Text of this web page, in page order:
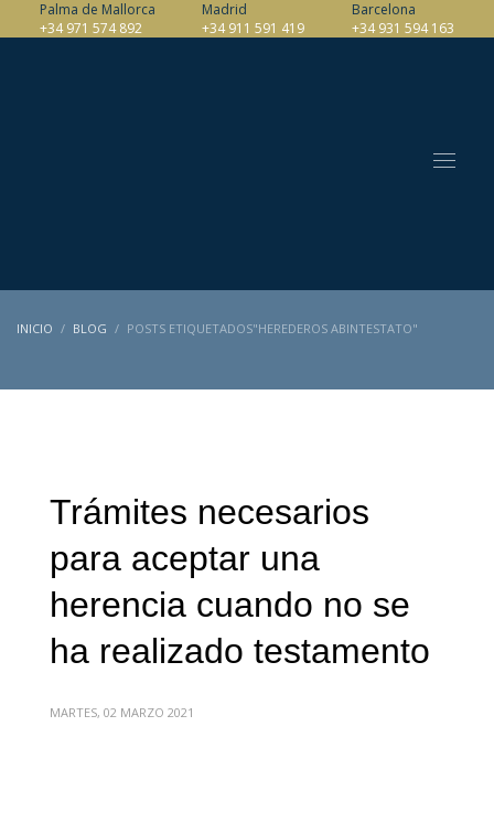
Palma de Mallorca
+34 971 574 892
Madrid
+34 911 591 419
Barcelona
+34 931 594 163
INICIO BLOG POSTS ETIQUETADOS"HEREDEROS ABINTESTATO"
Trámites necesarios
para aceptar una
herencia cuando no se
ha realizado testamento
MARTES, 02 MARZO 2021